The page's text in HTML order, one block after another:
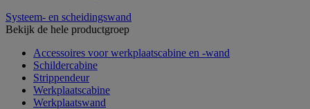
Systeem- en scheidingswand
Bekijk de hele productgroep
Accessoires voor werkplaatscabine en -wand
Schildercabine
Strippendeur
Werkplaatscabine
Werkplaatswand